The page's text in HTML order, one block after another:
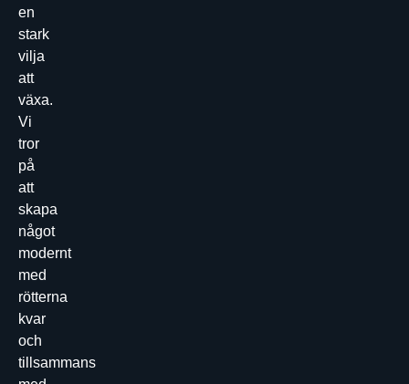
en
stark
vilja
att
växa.
Vi
tror
på
att
skapa
något
modernt
med
rötterna
kvar
och
tillsammans